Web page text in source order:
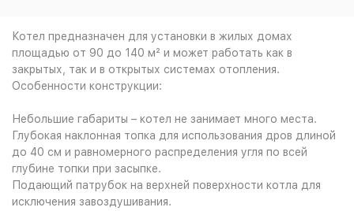
Котел предназначен для установки в жилых домах
площадью от 90 до 140 м² и может работать как в
закрытых, так и в открытых системах отопления.
Особенности конструкции:
Небольшие габариты – котел не занимает много места.
Глубокая наклонная топка для использования дров длиной
до 40 см и равномерного распределения угля по всей
глубине топки при засыпке.
Подающий патрубок на верхней поверхности котла для
исключения завоздушивания.